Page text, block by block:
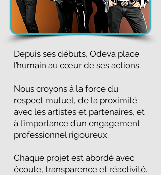
Depuis ses débuts, Odeva place
l’humain au cœur de ses actions.
Nous croyons à la force du
respect mutuel, de la proximité
avec les artistes et partenaires, et
à l’importance d’un engagement
professionnel rigoureux.
Chaque projet est abordé avec
écoute, transparence et réactivité.